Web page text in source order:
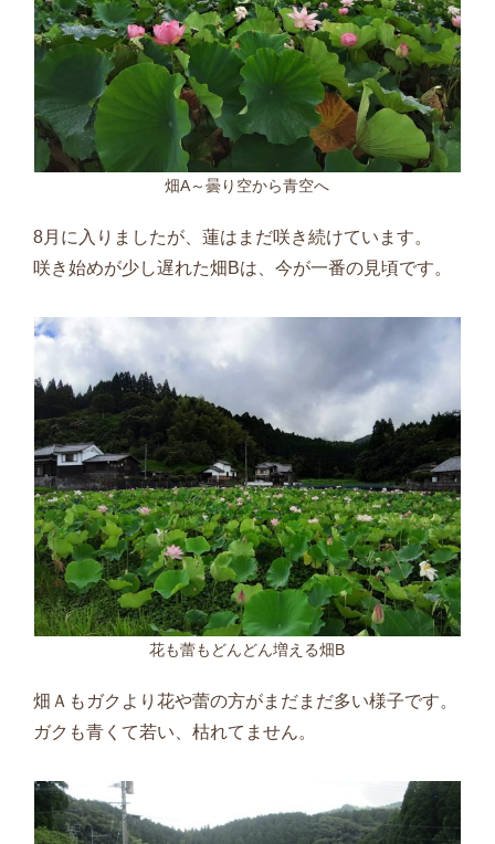
畑A～曇り空から青空へ
8月に入りましたが、蓮はまだ咲き続けています。
咲き始めが少し遅れた畑 Bは、今が一番の見頃です。
花も蕾もどんどん増える畑B
畑Ａもガクより花や蕾の方がまだまだ多い様子です。
ガクも青くて若い、枯れてません。